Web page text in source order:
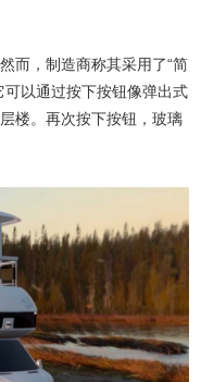
而，制造商称其采用了“简
以通过按下按钮像弹出式
楼。再次按下按钮，玻璃